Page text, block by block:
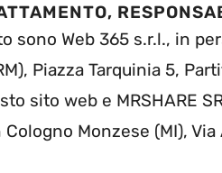
sono Web 365 s.r.l., in
Piazza Tarquinia 5,
sito web e MRSHARE
Monzese (MI), Via